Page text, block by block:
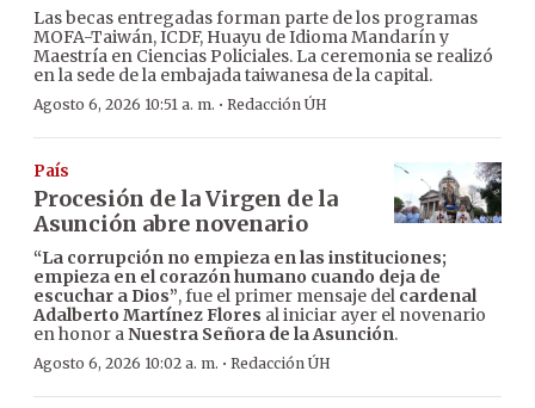
Las becas entregadas forman parte de los programas
MOFA-Taiwán, ICDF, Huayu de Idioma Mandarín y
Maestría en Ciencias Policiales. La ceremonia se realizó
en la sede de la embajada taiwanesa de la capital.
Agosto 6, 2026 10:51 a. m. · Redacción ÚH
País
Procesión de la Virgen de la
Asunción abre novenario
“La corrupción no empieza en las instituciones;
empieza en el corazón humano cuando deja de
escuchar a Dios”, fue el primer mensaje del cardenal
Adalberto Martínez Flores al iniciar ayer el novenario
en honor aNuestra Señora de la Asunción.
Agosto 6, 2026 10:02 a. m. · Redacción ÚH